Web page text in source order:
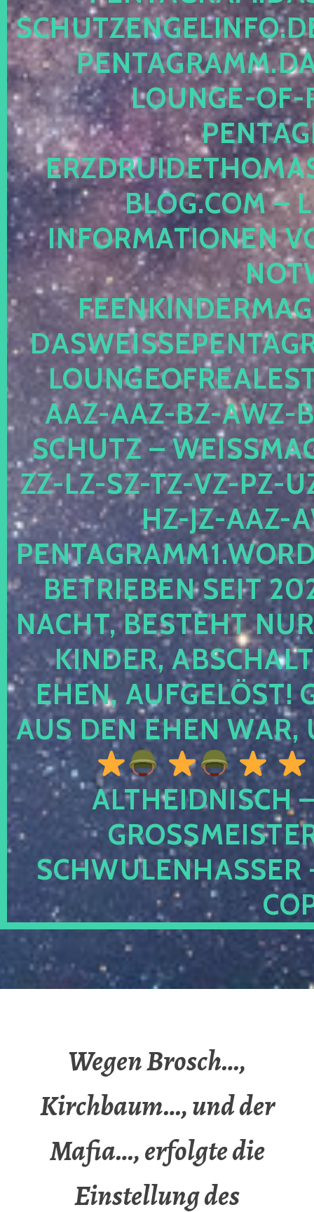
OUNGE-OF-
LOG.COM –
NFORMATIONEN
AZ-AAZ-BZ-AWZ-
CHUTZ –
-LZ-SZ-TZ-VZ-PZ-UZ-
-JZ-AAZ-
TRIEBEN SEIT 2024
CHT, BESTEHT NUR
NDER,
EN, AUFGELÖST!
S DEN EHEN WAR,
ALTHEIDNISCH
CHWULENHASSER
Wegen Brosch…,
Kirchbaum…, und der
Mafia…, erfolgte die
Einstellung des